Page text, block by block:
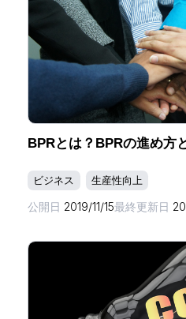
BPRとは？BPRの進め方
ビジネス 生産性向上
公開日 2019/11/15最終更新日